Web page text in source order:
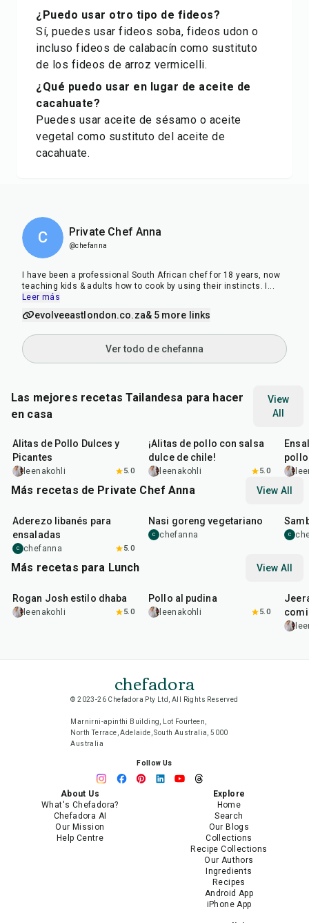
¿Puedo usar otro tipo de fideos?
Sí, puedes usar fideos soba, fideos udon o
incluso fideos de calabacín como sustituto
de los fideos de arroz vermicelli.
¿Qué puedo usar en lugar de aceite de
cacahuate?
Puedes usar aceite de sésamo o aceite
vegetal como sustituto del aceite de
cacahuate.
C Private Chef Anna
@chefanna
I have been a professional South African chef for 18 years, now
teaching kids & adults how to cook by using their instincts. I ...
Leer más
evolveeastlondon.co.za& 5 more links
Ver todo de chefanna
Las mejores recetas Tailandesa para hacer
en casa
View
All
1 hr 45min
Alitas de Pollo Dulces y
Picantes
leenakohli 5.0
¡Alitas de pollo con salsa
dulce de chile!
leenakohli 5.0
Más recetas de Private Chef Anna View All
Aderezo libanés para
ensaladas
C chefanna 5.0
Nasi goreng vegetariano
C chefanna C
Más recetas para Lunch View All
Rogan Josh estilo dhaba
leenakohli 5.0
Pollo al pudina
leenakohli 5.0
chefadora
© 2023-26 Chefadora Pty Ltd, All Rights Reserved
Marnirni-apinthi Building, Lot Fourteen,
North Terrace, Adelaide, South Australia, 5000
Australia
Follow Us
About Us
What's Chefadora?
Chefadora AI
Our Mission
Help Centre
Explore
Home
Search
Our Blogs
Collections
Recipe Collections
Our Authors
Ingredients
Recipes
Android App
iPhone App